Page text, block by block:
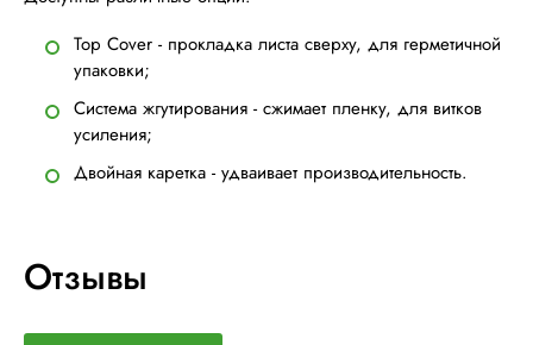
Top Cover - прокладка листа сверху, для герметичной
упаковки;
Система жгутирования - сжимает пленку, для витков
усиления;
Двойная каретка - удваивает производительность.
Отзывы